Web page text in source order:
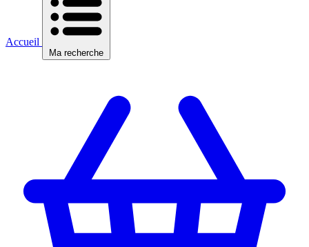
Accueil
Ma recherche